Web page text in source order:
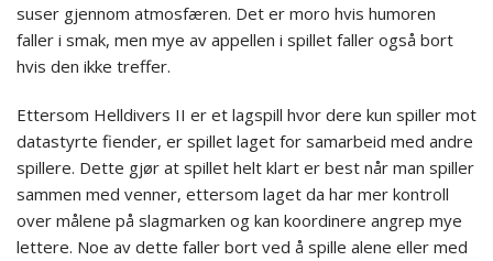
suser gjennom atmosfæren. Det er moro hvis humoren
faller i smak, men mye av appellen i spillet faller også bort
hvis den ikke treffer.
Ettersom Helldivers II er et lagspill hvor dere kun spiller mot
datastyrte fiender, er spillet laget for samarbeid med andre
spillere. Dette gjør at spillet helt klart er best når man spiller
sammen med venner, ettersom laget da har mer kontroll
over målene på slagmarken og kan koordinere angrep mye
lettere. Noe av dette faller bort ved å spille alene eller med